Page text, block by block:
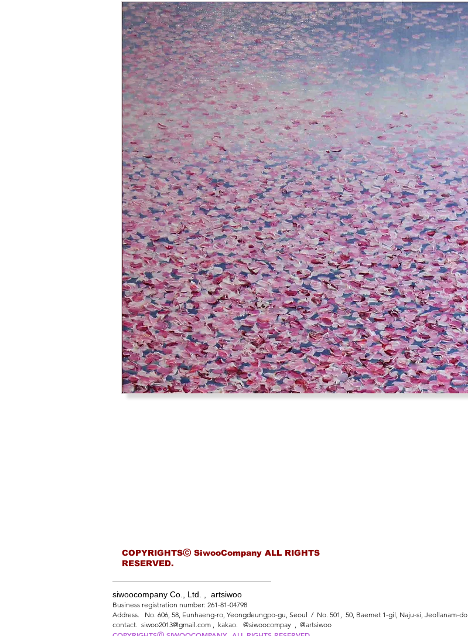
COPYRIGHTSⓒ SiwooCompany ALL RIGHTS
RESERVED.
siwoocompany Co., Ltd. , artsiwoo
Business registration number: 261-81-04798
Address. No. 606, 58, Eunhaeng-ro, Yeongdeungpo-gu, Seoul / No. 501, 50, Baemet 1-gil, Naju-si, Jeollanam-do
contact. siwoo2013@gmail.com , kakao. @siwoocompay , @artsiwoo